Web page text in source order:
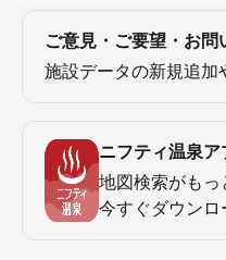
ご意見・ご要望・お問
施設データの新規追加
ニフティ温泉ア
地図検索がもっ
今すぐダウンロ